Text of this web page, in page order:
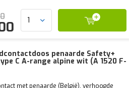
penaarde Safety+
C A-range alpine wit (A 1520 F-
met penaarde (België), verhoogde